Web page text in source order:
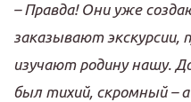
–Правда! Они уже
заказывают экскурсии,
изучают родину нашу.
был тихий, скромный–